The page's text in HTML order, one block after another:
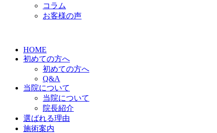
コラム
お客様の声
HOME
初めての方へ
初めての方へ
Q&A
当院について
当院について
院長紹介
選ばれる理由
施術案内